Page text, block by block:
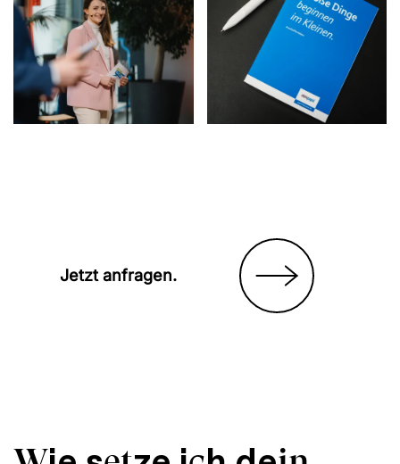
Jetzt anfragen.